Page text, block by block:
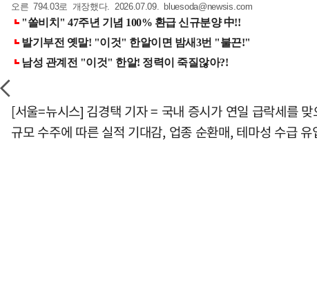
오른 794.03로 개장했다. 2026.07.09. bluesoda@newsis.com
[서울=뉴시스] 김경택 기자 = 국내 증시가 연일 급락세를
규모 수주에 따른 실적 기대감, 업종 순환매, 테마성 수급